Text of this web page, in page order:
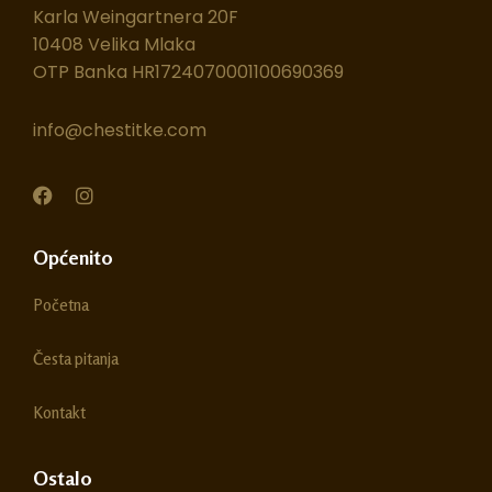
Karla Weingartnera 20F
10408 Velika Mlaka
OTP Banka HR1724070001100690369
info@chestitke.com
F
a
e
b
o
I
t
a
r
m
Općenito
Početna
Česta pitanja
Kontakt
Ostalo